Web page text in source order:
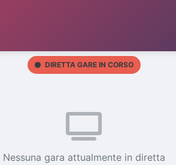
DIRETTA GARE IN CORSO
Nessuna gara attualmente in diretta